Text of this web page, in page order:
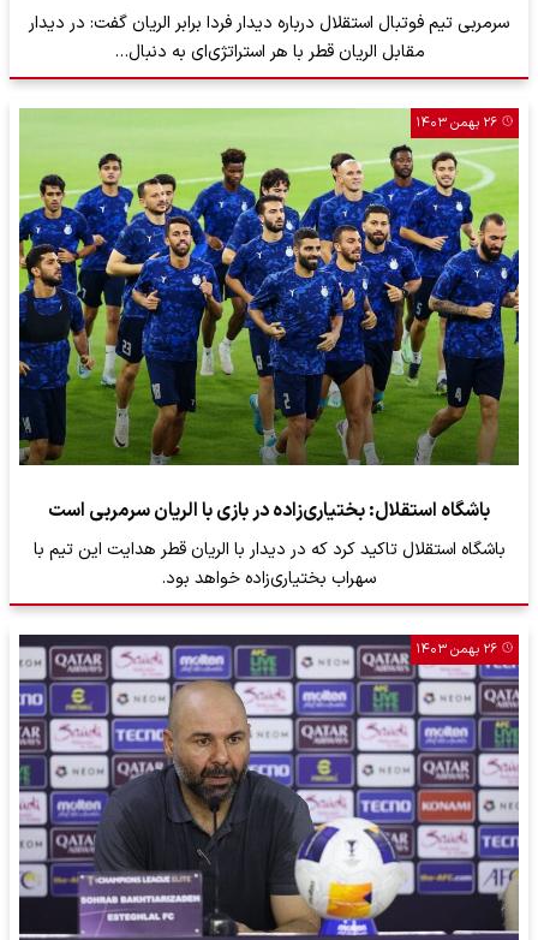
سرمربی تیم فوتبال استقلال درباره دیدار فردا برابر الریان گفت: در دیدار
مقابل الریان قطر با هر استراتژی‌ای به دنبال…
۲۶ بهمن ۱۴۰۳
باشگاه استقلال: بختیاری‌زاده در بازی با الریان سرمربی است
باشگاه استقلال تاکید کرد که در دیدار با الریان قطر هدایت این تیم با
سهراب بختیاری‌زاده خواهد بود.
۲۶ بهمن ۱۴۰۳